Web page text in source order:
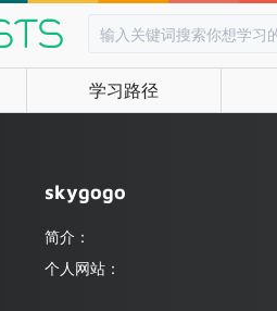
学习路径
skygogo
简介：
个人网站：